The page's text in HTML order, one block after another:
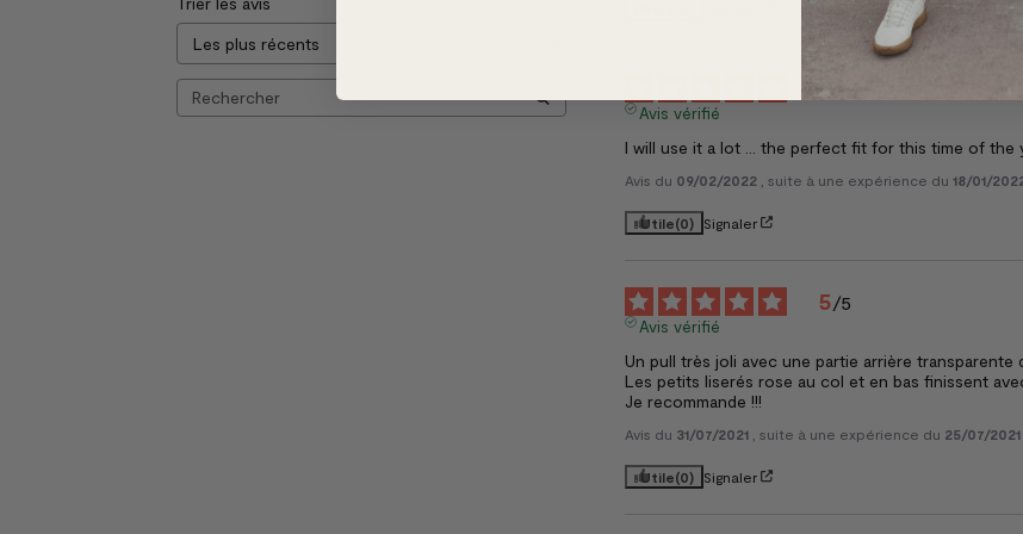
5
Avis vérifié
I will use it a lot ... the perfect fit for this time of the
Avis du 09/02/2022 , suite à une expérience du 18/01/
Utile(0) Signaler
5/5
Avis vérifié
Un pull très joli avec une partie arrière
Les petits liserés rose au col et en bas finissent
Je recommande !!!
Avis du 31/07/2021 , suite à une expérience du 25/07/2021
Utile(0) Signaler